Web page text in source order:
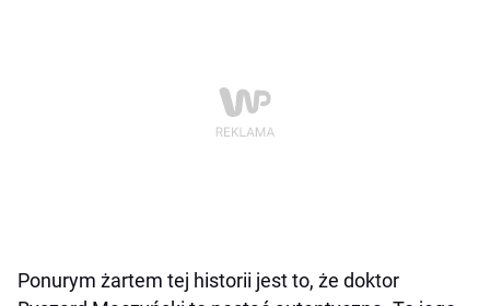
Ponurym żartem tej historii jest to, że doktor